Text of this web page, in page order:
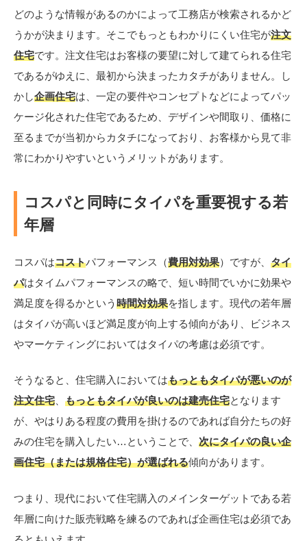
どのような情報があるのかによって工務店が検索されるかど
うかが決まります。そこでもっともわかりにくい住宅が注文
住宅です。注文住宅はお客様の要望に対して建てられる住宅
であるがゆえに、最初から決まったカタチがありません。し
かし企画住宅は、一定の要件やコンセプトなどによってパッ
ケージ化された住宅であるため、デザインや間取り、価格に
至るまでが当初からカタチになっており、お客様から見て非
常にわかりやすいというメリットがあります。
コスパと同時にタイパを重要視する若
年層
コスパはコストパフォーマンス（費用対効果）ですが、 タイ
パはタイムパフォーマンスの略で、短い時間でいかに効果や
満足度を得るかという 時間対効果を指します。現代の若年層
はタイパが高いほど満足度が向上する傾向があり、ビジネス
やマーケティングにおいてはタイパの考慮は必須です。
そうなると、住宅購入においてはもっともタイパが悪いのが
注文住宅
もっともタイパが良いのは建売住宅となります
が、やはりある程度の費用を掛けるのであれば自分たちの好
みの住宅を購入したい…ということで、 次にタイパの良い企
画住宅（または規格住宅）が選ばれる傾向があります。
つまり、現代において住宅購入のメインターゲットである若
年層に向けた販売戦略を練るのであれば企画住宅は必須であ